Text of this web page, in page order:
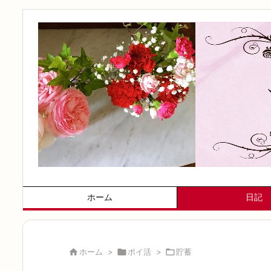
ホーム 日記
 ホーム > ポイ活 > 貯蓄